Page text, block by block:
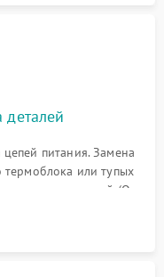
питания. Замена
термоблока или тупых
уплотнителей (O-
устранения